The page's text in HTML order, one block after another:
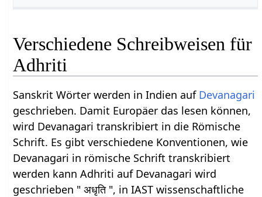
Verschiedene Schreibweisen für
Adhriti
Sanskrit Wörter werden in Indien auf Devanagari
geschrieben. Damit Europäer das lesen können,
wird Devanagari transkribiert in die Römische
Schrift. Es gibt verschiedene Konventionen, wie
Devanagari in römische Schrift transkribiert
werden kann Adhriti auf Devanagari wird
geschrieben " अधृति ", in IAST wissenschaftliche